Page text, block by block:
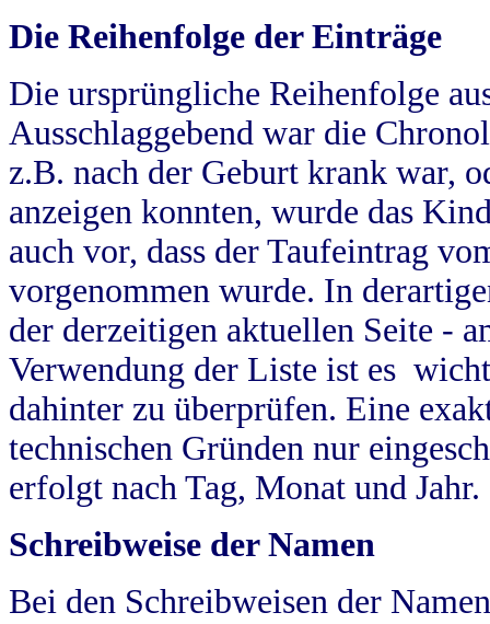
Die Reihenfolge der Einträge
Die ursprüngliche Reihenfolge
Ausschlaggebend war die
z.B. nach der Geburt krank war,
anzeigen konnten, wurde das
auch vor, dass der Taufeintrag
vorgenommen wurde. In
der derzeitigen aktuellen Seite -
Verwendung der Liste ist es
dahinter zu überprüfen. Eine
technischen Gründen nur
erfolgt nach Tag, Monat und Jahr.
Schreibweise der Namen
Bei den Schreibweisen der